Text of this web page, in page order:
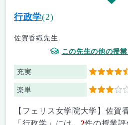
行政学(2)
佐賀香織先生
この先生の他の授
充実 4.5
楽単 3
【フェリス女学院大学】佐賀
「行政学」には、 2件の授業評